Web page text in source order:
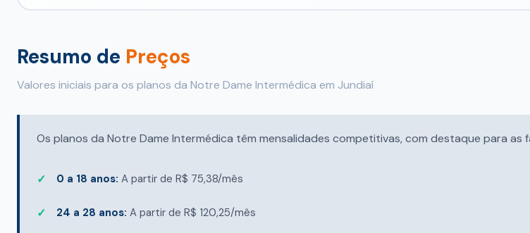
Resumo de Preços
Valores iniciais para os planos da Notre Dame Intermédica em Jundiaí
Os planos da Notre Dame Intermédica têm mensalidades competitivas, com destaque para as
0 a 18 anos: A partir de R$ 75,38/mês
24 a 28 anos: A partir de R$ 120,25/mês